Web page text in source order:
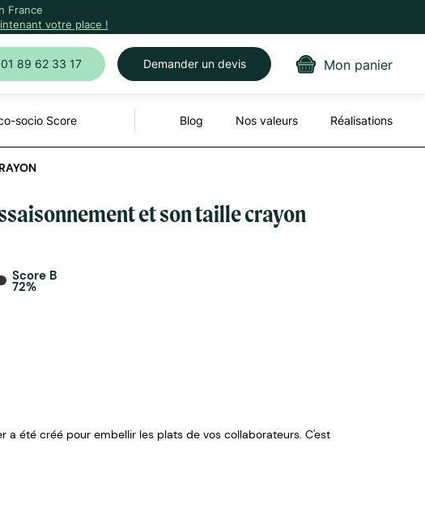
France
votre place !
89 62 33 17 Demander un devis Mon panier
socio Score Blog Nos valeurs Réalisations
et son taille crayon
Score B
72%
a été créé pour embellir les plats de vos collaborateurs. C'est